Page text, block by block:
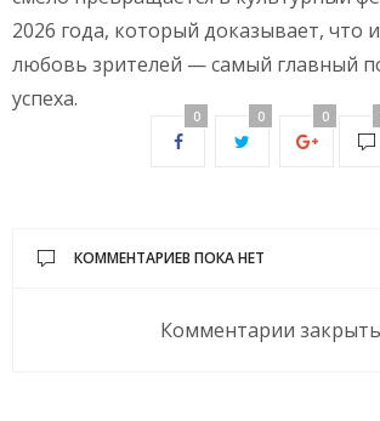
2026 года, который доказывает, что
любовь зрителей — самый главный
успеха.
0 0 0
КОММЕНТАРИЕВ ПОКА НЕТ
Комментарии